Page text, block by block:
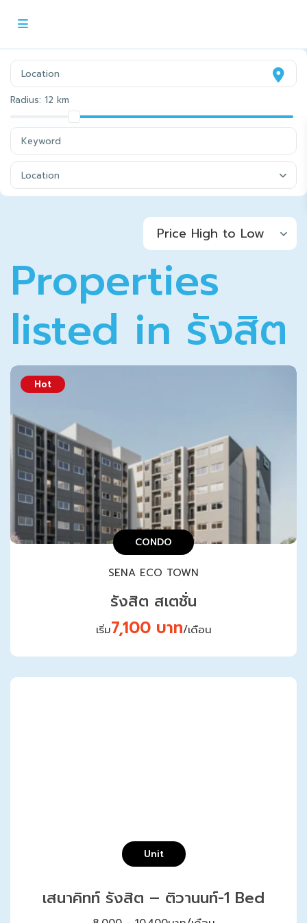
Radius:12 km
Location
Price High to Low
Properties
listed in รังสิต
Hot
CONDO
SENA ECO TOWN
รังสิต สเตชั่น
เริ่ม7,100 บาท/เดือน
Unit
เสนาคิทท์ รังสิต – ติวานนท์-1 Bed